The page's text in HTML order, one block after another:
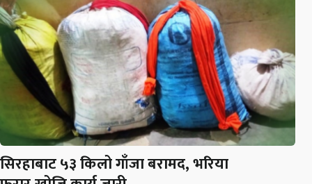
सिरहाबाट ५३ किलो गाँजा बरामद, भरिया